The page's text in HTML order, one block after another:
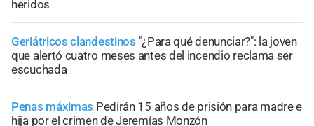
heridos
Geriátricos clandestinos "¿Para qué denunciar?": la joven
que alertó cuatro meses antes del incendio reclama ser
escuchada
Penas máximas Pedirán 15 años de prisión para madre e
hija por el crimen de Jeremías Monzón